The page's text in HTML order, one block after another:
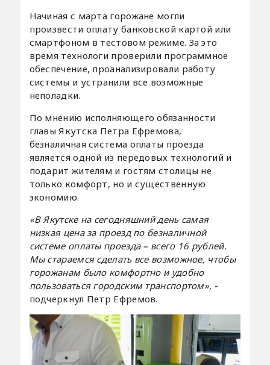
Начиная с марта горожане могли
произвести оплату банковской картой или
смартфоном в тестовом режиме. За это
время технологи проверили программное
обеспечение, проанализировали работу
системы и устранили все возможные
неполадки.
По мнению исполняющего обязанности
главы Якутска Петра Ефремова,
безналичная система оплаты проезда
является одной из передовых технологий и
подарит жителям и гостям столицы не
только комфорт, но и существенную
экономию.
«В Якутске на сегодняшний день самая
низкая цена за проезд по безналичной
системе оплаты проезда – всего 16 рублей.
Мы стараемся сделать все возможное, чтобы
горожанам было комфортно и удобно
пользоваться городским транспортом», -
подчеркнул Петр Ефремов.